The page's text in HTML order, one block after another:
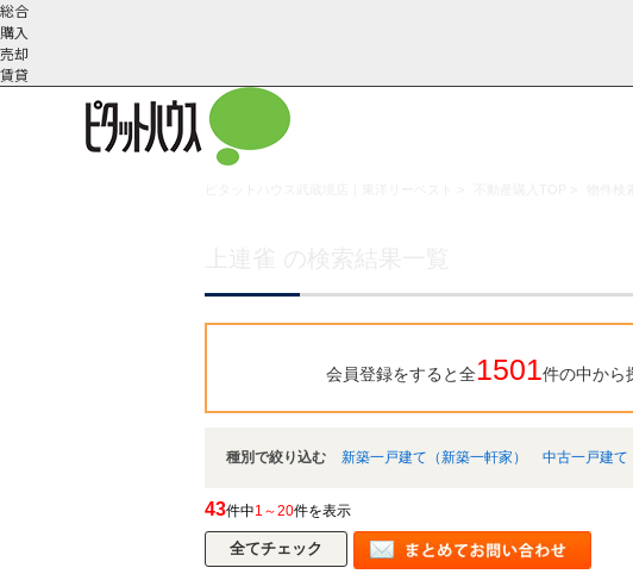
総合
購入
売却
賃貸
会員登録をすると全1501件の中から
種別で絞り込む 新築一戸建て（新築一軒家） 中古一戸建て
43件中1～20件を表示